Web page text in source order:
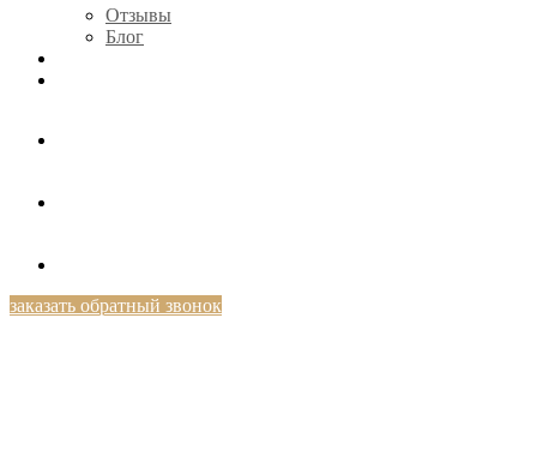
Отзывы
Блог
заказать обратный звонок